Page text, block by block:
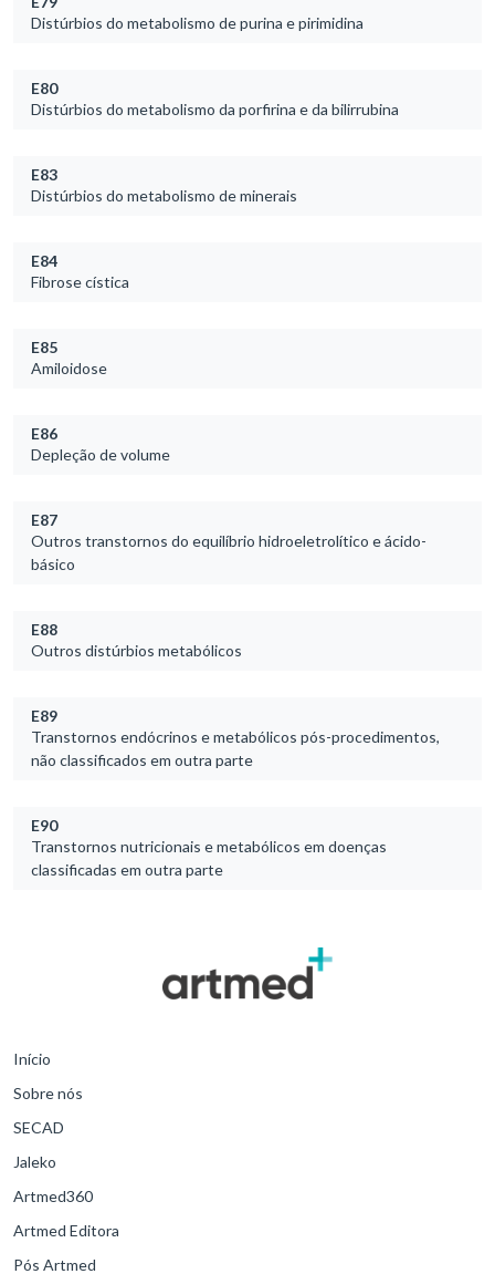
Distúrbios do metabolismo de purina e pirimidina
E80
Distúrbios do metabolismo da porfirina e da bilirrubina
E83
Distúrbios do metabolismo de minerais
E84
Fibrose cística
E85
Amiloidose
E86
Depleção de volume
E87
Outros transtornos do equilíbrio hidroeletrolítico e ácido-
básico
E88
Outros distúrbios metabólicos
E89
Transtornos endócrinos e metabólicos pós-procedimentos,
não classificados em outra parte
E90
Transtornos nutricionais e metabólicos em doenças
classificadas em outra parte
Início
Sobre nós
SECAD
Jaleko
Artmed360
Artmed Editora
Pós Artmed